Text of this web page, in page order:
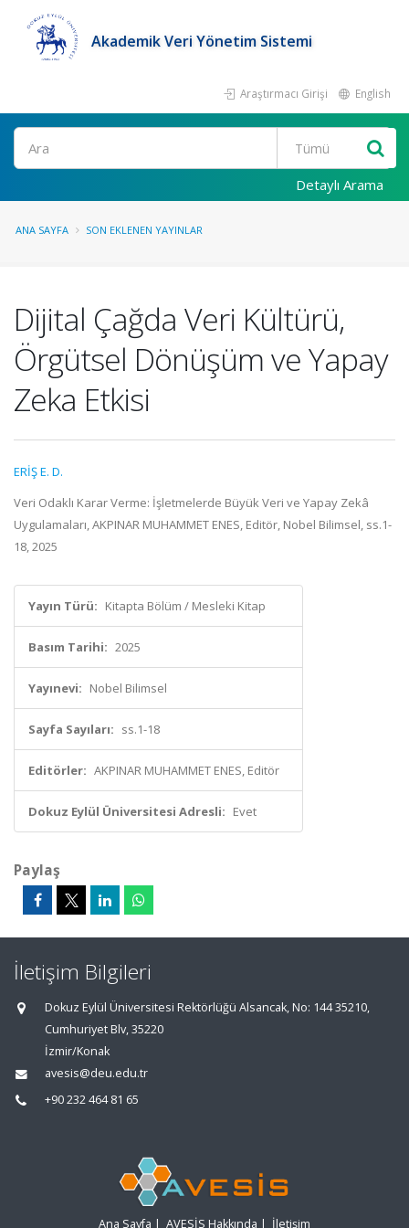
Akademik Veri Yönetim Sistemi
Araştırmacı Girişi English
Ara
Detaylı Arama
ANA SAYFA SON EKLENEN YAYINLAR
Dijital Çağda Veri Kültürü,
Örgütsel Dönüşüm ve Yapay
Zeka Etkisi
ERİŞ E. D.
Veri Odaklı Karar Verme: İşletmelerde Büyük Veri ve Yapay Zekâ
Uygulamaları, AKPINAR MUHAMMET ENES, Editör, Nobel Bilimsel, ss.1-
18, 2025
Yayın Türü: Kitapta Bölüm / Mesleki Kitap
Basım Tarihi: 2025
Yayınevi: Nobel Bilimsel
Sayfa Sayıları: ss.1-18
Editörler: AKPINAR MUHAMMET ENES, Editör
Dokuz Eylül Üniversitesi Adresli: Evet
Paylaş
İletişim Bilgileri
Dokuz Eylül Üniversitesi Rektörlüğü Alsancak, No: 144 35210,
Cumhuriyet Blv, 35220
İzmir/Konak
avesis@deu.edu.tr
+90 232 464 81 65
Ana Sayfa | AVESİS Hakkında | İletişim